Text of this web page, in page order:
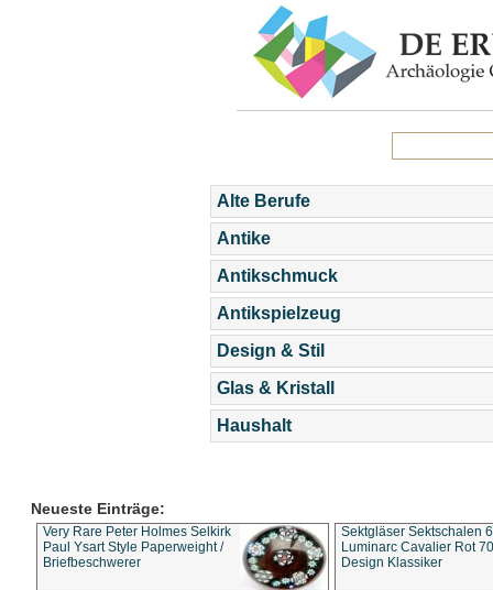
Alte Berufe
Antike
Antikschmuck
Antikspielzeug
Design & Stil
Glas & Kristall
Haushalt
Neueste Einträge:
Very Rare Peter Holmes Selkirk
Paul Ysart Style Paperweight /
Briefbeschwerer
Sektgläser Sektschalen
Luminarc Cavalier Rot
Design Klassiker